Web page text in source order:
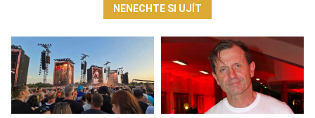
NENECHTE SI UJÍT